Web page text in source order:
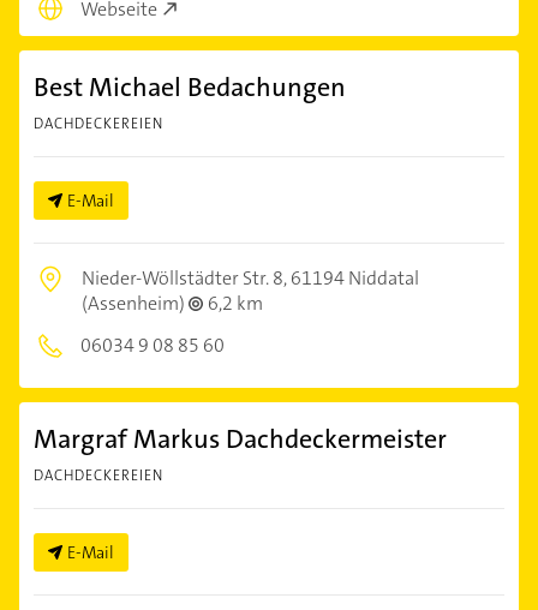
Webseite
Best Michael Bedachungen
DACHDECKEREIEN
E-Mail
Nieder-Wöllstädter Str. 8,61194 Niddatal
(Assenheim)
6,2 km
06034 9 08 85 60
Margraf Markus Dachdeckermeister
DACHDECKEREIEN
E-Mail